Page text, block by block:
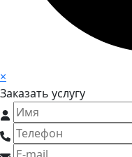
×
Заказать услугу